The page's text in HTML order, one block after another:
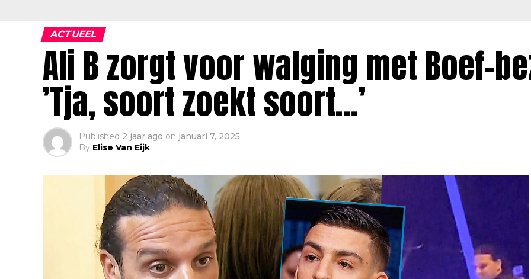
ACTUEEL
Ali B zorgt voor walging met Boef-
’Tja, soort zoekt soort…’
Published 2 jaar ago on januari 7, 2025
By Elise Van Eijk